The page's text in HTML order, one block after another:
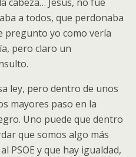
a todos, que perdonaba
pregunto yo como vería
pero claro un
ley, pero dentro de unos
mayores paso en la
Uno puede que dentro
que somos algo más
PSOE y que hay igualdad,